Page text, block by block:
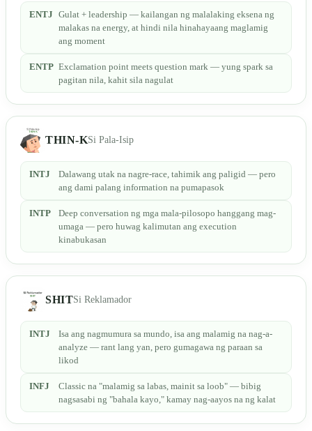
ENTJ Gulat + leadership — kailangan ng malalaking eksena ng
malakas na energy, at hindi nila hinahayaang maglamig
ang moment
ENTP Exclamation point meets question mark — yung spark sa
pagitan nila, kahit sila nagulat
THIN-KSi Pala-Isip
INTJ
Dalawang utak na nagre-race, tahimik ang paligid — pero
ang dami palang information na pumapasok
INTP
Deep conversation ng mga mala-pilosopo hanggang mag-
umaga — pero huwag kalimutan ang execution
kinabukasan
SHITSi Reklamador
INTJ
Isa ang nagmumura sa mundo, isa ang malamig na nag-a-
analyze — rant lang yan, pero gumagawa ng paraan sa
likod
INFJ
Classic na "malamig sa labas, mainit sa loob" — bibig
nagsasabi ng "bahala kayo," kamay nag-aayos na ng kalat